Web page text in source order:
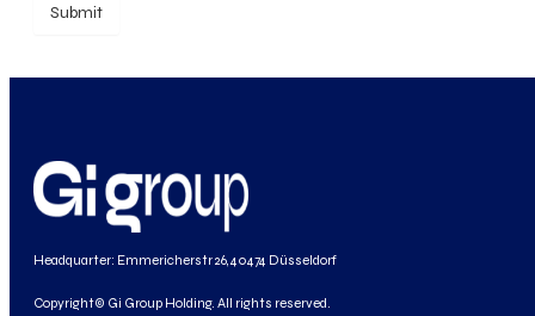
Submit
Headquarter: Emmericherstr 26, 40474 Düsseldorf
Copyright© Gi Group Holding. All rights reserved.